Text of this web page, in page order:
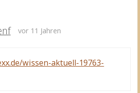
vor 11 Jahren
wissen-aktuell-19763-